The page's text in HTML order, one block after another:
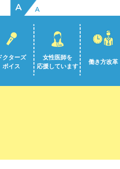
A A
クターズ
ボイス
女性医師を
応援しています
働き方改革